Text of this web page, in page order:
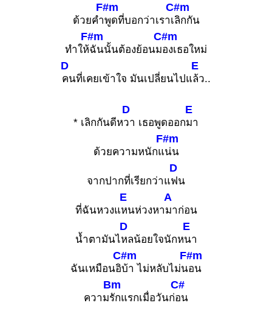
ด้วยคำ
F#m
พูดที่บอกว่าเราเ
C#m
ลิกกัน
ทำให้
F#m
ฉันนั้นต้องย้อนม
C#m
องเธอใหม่
D
คนที่เคยเข้าใจ มันเปลี่ยนไปแ
E
ล้ว..
* เลิกกันดีห
D
วา เธอพูดออก
E
มา
ด้วยความหนักแ
F#m
น่น
จากปากที่เรียกว่าแ
D
ฟน
ที่ฉันหวงแ
E
หนห่วงหา
A
มาก่อน
น้ำตามันไ
D
หลน้อยใจนักห
E
นา
ฉันเหมือนอิ
C#m
บ้า ไม่หลับไม่น
F#m
อน
ความ
Bm
รักแรกเมื่อวันก่
C#
อน